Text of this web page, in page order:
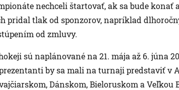
nechceli štartovať, ak sa bude konať
pridal tlak od sponzorov, napríklad
od zmluvy.
sú naplánované na 21. mája až 6. júna
by sa mali na turnaji predstaviť v
Dánskom, Bieloruskom a Veľkou